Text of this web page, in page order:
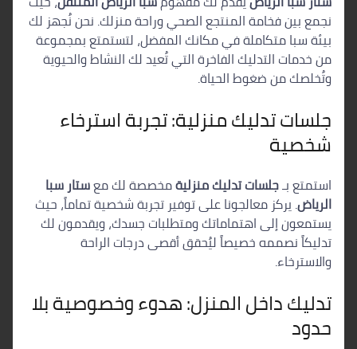
نجمع بين فخامة المنتجع الصحي وراحة منزلك. نحن نُجهز لك
بيئة سبا متكاملة في مكانك المفضل، لتستمتع بمجموعة
من خدمات التدليك الفاخرة التي تُعيد لك النشاط والحيوية
وتُخلصك من ضغوط الحياة.
جلسات تدليك منزلية: تجربة استرخاء
شخصية
استمتع بـجلسات تدليك منزليةمخصصة لك معستار سبا
الرياض. يركز معالجونا على توفير تجربة شخصية تماماً، حيث
يستمعون إلى اهتماماتك ومتطلبات جسدك، ويقدمون لك
تدليكاً نصممه خصيصاً ليُحقق أقصى درجات الراحة
والاسترخاء.
تدليك داخل المنزل: هدوء وخصوصية بلا
حدود